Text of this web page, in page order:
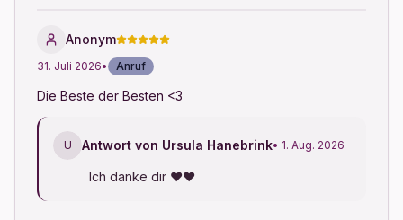
Anonym
31. Juli 2026• Anruf
Die Beste der Besten <3
U Antwort von Ursula Hanebrink• 1. Aug. 2026
Ich danke dir ♥♥